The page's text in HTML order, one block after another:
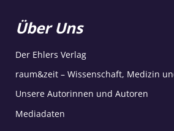
Über Uns
Der Ehlers Verlag
raum&zeit – Wissenschaft, Medizin
Unsere Autorinnen und Autoren
Mediadaten